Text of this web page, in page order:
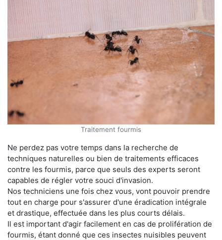
Traitement fourmis
Ne perdez pas votre temps dans la recherche de
techniques naturelles ou bien de traitements efficaces
contre les fourmis, parce que seuls des experts seront
capables de régler votre souci d'invasion.
Nos techniciens une fois chez vous, vont pouvoir prendre
tout en charge pour s'assurer d'une éradication intégrale
et drastique, effectuée dans les plus courts délais.
Il est important d'agir facilement en cas de prolifération de
fourmis, étant donné que ces insectes nuisibles peuvent